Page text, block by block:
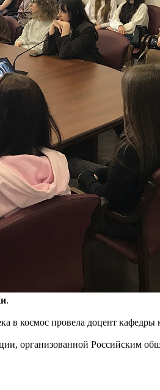
.
в космос провела доцент
организованной Российским